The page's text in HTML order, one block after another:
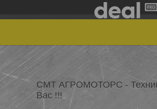
СМТ АГРОМОТОРС -
Вас !!!